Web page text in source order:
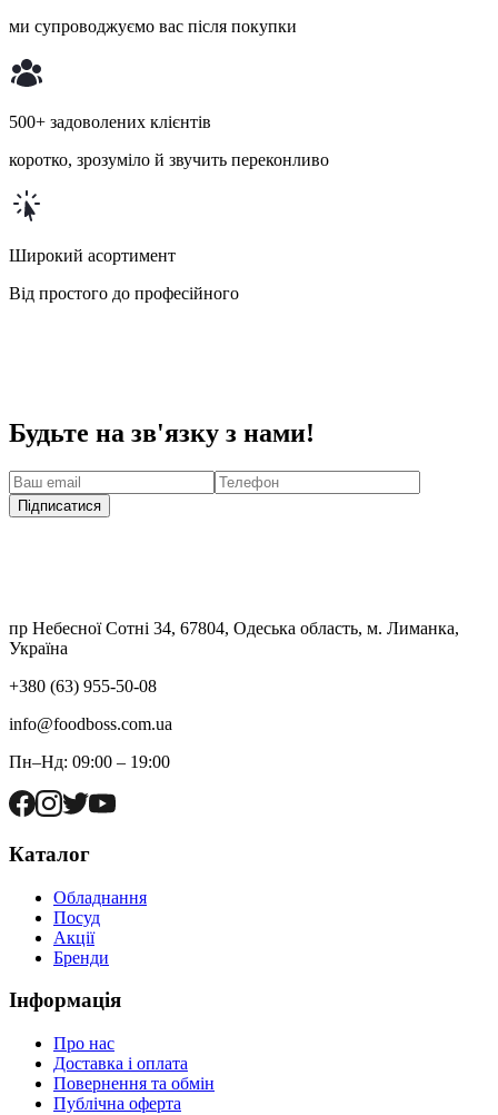
ми супроводжуємо вас після покупки
500+ задоволених клієнтів
коротко, зрозуміло й звучить переконливо
Широкий асортимент
Від простого до професійного
Будьте на зв'язку з нами!
Підписатися
пр Небесної Сотні 34, 67804, Одеська область, м. Лиманка,
Україна
+380 (63) 955-50-08
info@foodboss.com.ua
Пн–Нд: 09:00 – 19:00
Каталог
Обладнання
Посуд
Акції
Бренди
Інформація
Про нас
Доставка і оплата
Повернення та обмін
Публічна оферта